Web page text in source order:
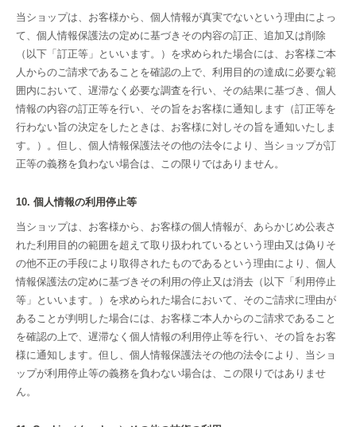
当ショップは、お客様から、個人情報が真実でないという理由によっ
て、個人情報保護法の定めに基づきその内容の訂正、追加又は削除
（以下「訂正等」といいます。）を求められた場合には、お客様ご本
人からのご請求であることを確認の上で、利用目的の達成に必要な範
囲内において、遅滞なく必要な調査を行い、その結果に基づき、個人
情報の内容の訂正等を行い、その旨をお客様に通知します（訂正等を
行わない旨の決定をしたときは、お客様に対しその旨を通知いたしま
す。）。但し、個人情報保護法その他の法令により、当ショップが訂
正等の義務を負わない場合は、この限りではありません。
10. 個人情報の利用停止等
当ショップは、お客様から、お客様の個人情報が、あらかじめ公表さ
れた利用目的の範囲を超えて取り扱われているという理由又は偽りそ
の他不正の手段により取得されたものであるという理由により、個人
情報保護法の定めに基づきその利用の停止又は消去（以下「利用停止
等」といいます。）を求められた場合において、そのご請求に理由が
あることが判明した場合には、お客様ご本人からのご請求であること
を確認の上で、遅滞なく個人情報の利用停止等を行い、その旨をお客
様に通知します。但し、個人情報保護法その他の法令により、当ショ
ップが利用停止等の義務を負わない場合は、この限りではありませ
ん。